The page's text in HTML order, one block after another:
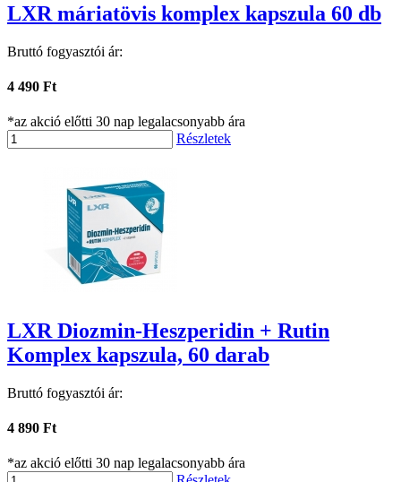
LXR máriatövis komplex kapszula 60 db
Bruttó fogyasztói ár:
4 490 Ft
*az akció előtti 30 nap legalacsonyabb ára
Részletek
LXR Diozmin-Heszperidin + Rutin
Komplex kapszula, 60 darab
Bruttó fogyasztói ár:
4 890 Ft
*az akció előtti 30 nap legalacsonyabb ára